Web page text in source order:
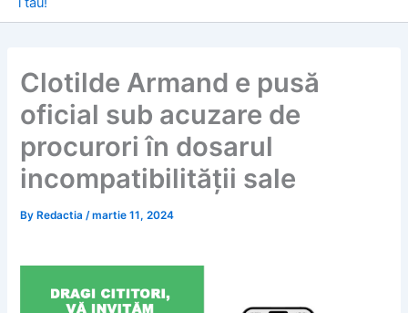
Clotilde Armand e pusă
oficial sub acuzare de
procurori în dosarul
incompatibilității sale
By Redactia/martie 11, 2024